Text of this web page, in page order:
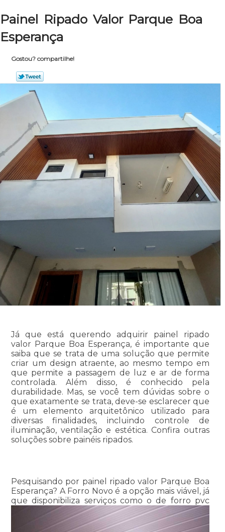
Painel Ripado Valor Parque Boa
Esperança
Gostou? compartilhe!
Já que está querendo adquirir painel ripado
valor Parque Boa Esperança, é importante que
saiba que se trata de uma solução que permite
criar um design atraente, ao mesmo tempo em
que permite a passagem de luz e ar de forma
controlada. Além disso, é conhecido pela
durabilidade. Mas, se você tem dúvidas sobre o
que exatamente se trata, deve-se esclarecer que
é um elemento arquitetônico utilizado para
diversas finalidades, incluindo controle de
iluminação, ventilação e estética. Confira outras
soluções sobre painéis ripados.
Pesquisando por painel ripado valor Parque Boa
Esperança? A Forro Novo é a opção mais viável, já
que disponibiliza serviços como o de forro pvc